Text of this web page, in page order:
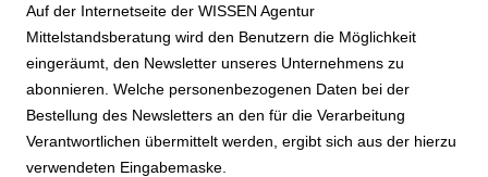
Auf der Internetseite der WISSEN Agentur
Mittelstandsberatung wird den Benutzern die Möglichkeit
eingeräumt, den Newsletter unseres Unternehmens zu
abonnieren. Welche personenbezogenen Daten bei der
Bestellung des Newsletters an den für die Verarbeitung
Verantwortlichen übermittelt werden, ergibt sich aus der hierzu
verwendeten Eingabemaske.